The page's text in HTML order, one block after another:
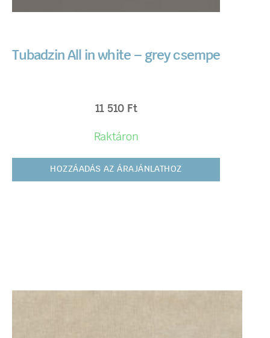
Tubadzin All in white – grey csempe
11 510 Ft
Raktáron
HOZZÁADÁS AZ ÁRAJÁNLATHOZ